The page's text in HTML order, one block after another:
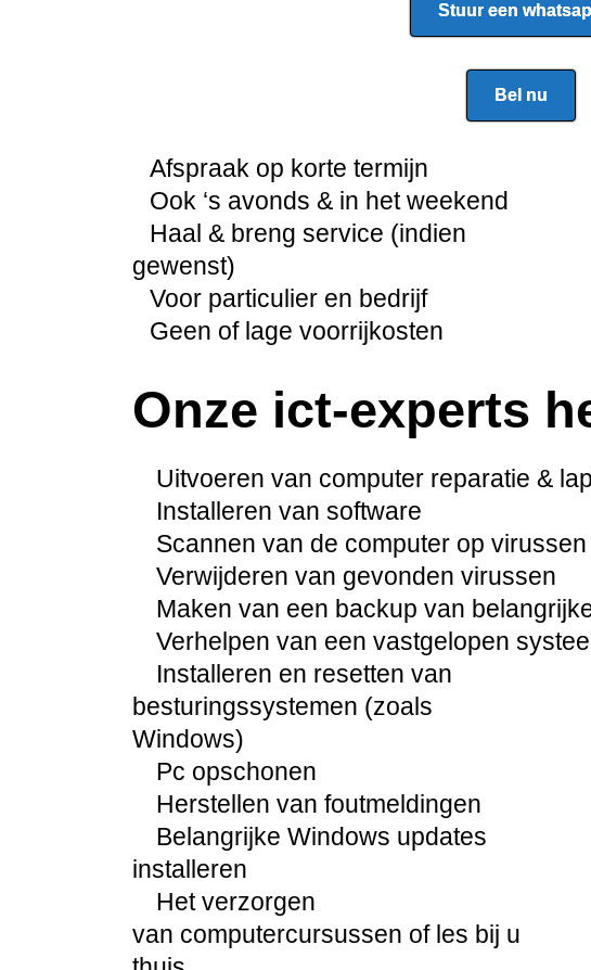
Stuur een
Bel nu
Afspraak op korte termijn
Ook ‘s avonds & in het weekend
Haal & breng service (indien
gewenst)
Voor particulier en bedrijf
Geen of lage voorrijkosten
Onze ict-experts
Uitvoeren van computer reparatie &
Installeren van software
Scannen van de computer op virussen
Verwijderen van gevonden virussen
Maken van een backup van
Verhelpen van een vastgelopen
Installeren en resetten van
besturingssystemen (zoals
Windows)
Pc opschonen
Herstellen van foutmeldingen
Belangrijke Windows updates
installeren
Het verzorgen
van computercursussen of les bij u